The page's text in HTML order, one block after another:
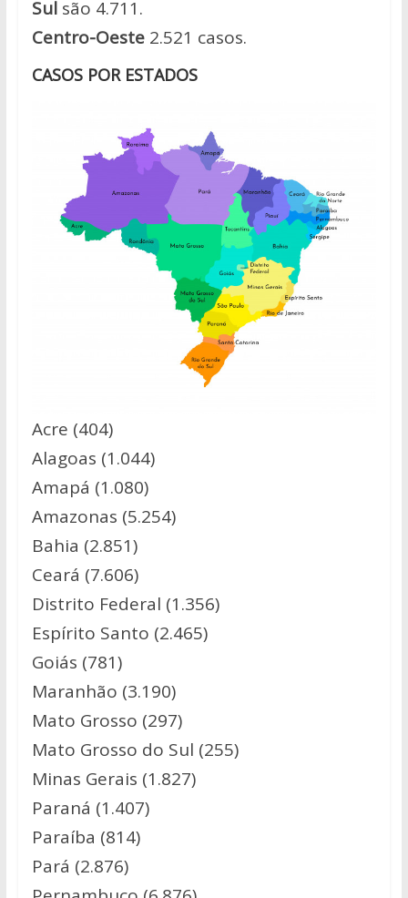
Sul são 4.711.
Centro-Oeste2.521 casos.
CASOS POR ESTADOS
Acre (404)
Alagoas (1.044)
Amapá (1.080)
Amazonas (5.254)
Bahia (2.851)
Ceará (7.606)
Distrito Federal (1.356)
Espírito Santo (2.465)
Goiás (781)
Maranhão (3.190)
Mato Grosso (297)
Mato Grosso do Sul (255)
Minas Gerais (1.827)
Paraná (1.407)
Paraíba (814)
Pará (2.876)